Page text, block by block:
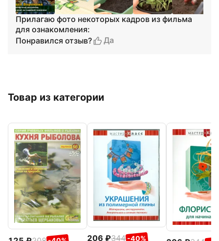
Прилагаю фото некоторых кадров из фильма
для ознакомления:
Понравился отзыв?
Да
Товар из категории
206 344 -40%